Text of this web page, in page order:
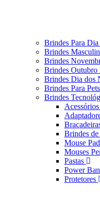
Brindes Para Dia
Brindes
Brindes
Brindes Outubro
Brindes Dia dos
Brindes Para Pets
Brindes
Brindes
Mouse
Mouses
Pastas
Power
Protetores